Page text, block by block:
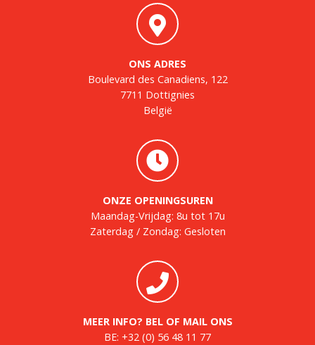
ONS ADRES
Boulevard des Canadiens, 122
7711 Dottignies
België
ONZE OPENINGSUREN
Maandag-Vrijdag: 8u tot 17u
Zaterdag / Zondag: Gesloten
MEER INFO? BEL OF MAIL ONS
BE: +32 (0) 56 48 11 77